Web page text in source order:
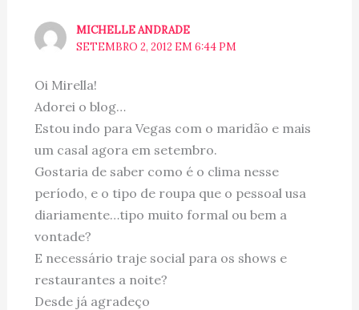
MICHELLE ANDRADE
SETEMBRO 2, 2012 EM 6:44 PM
Oi Mirella!
Adorei o blog…
Estou indo para Vegas com o maridão e mais
um casal agora em setembro.
Gostaria de saber como é o clima nesse
período, e o tipo de roupa que o pessoal usa
diariamente…tipo muito formal ou bem a
vontade?
E necessário traje social para os shows e
restaurantes a noite?
Desde já agradeço